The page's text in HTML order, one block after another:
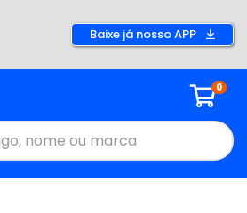
Baixe já nosso APP
0